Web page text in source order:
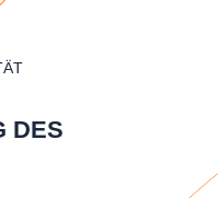
DES